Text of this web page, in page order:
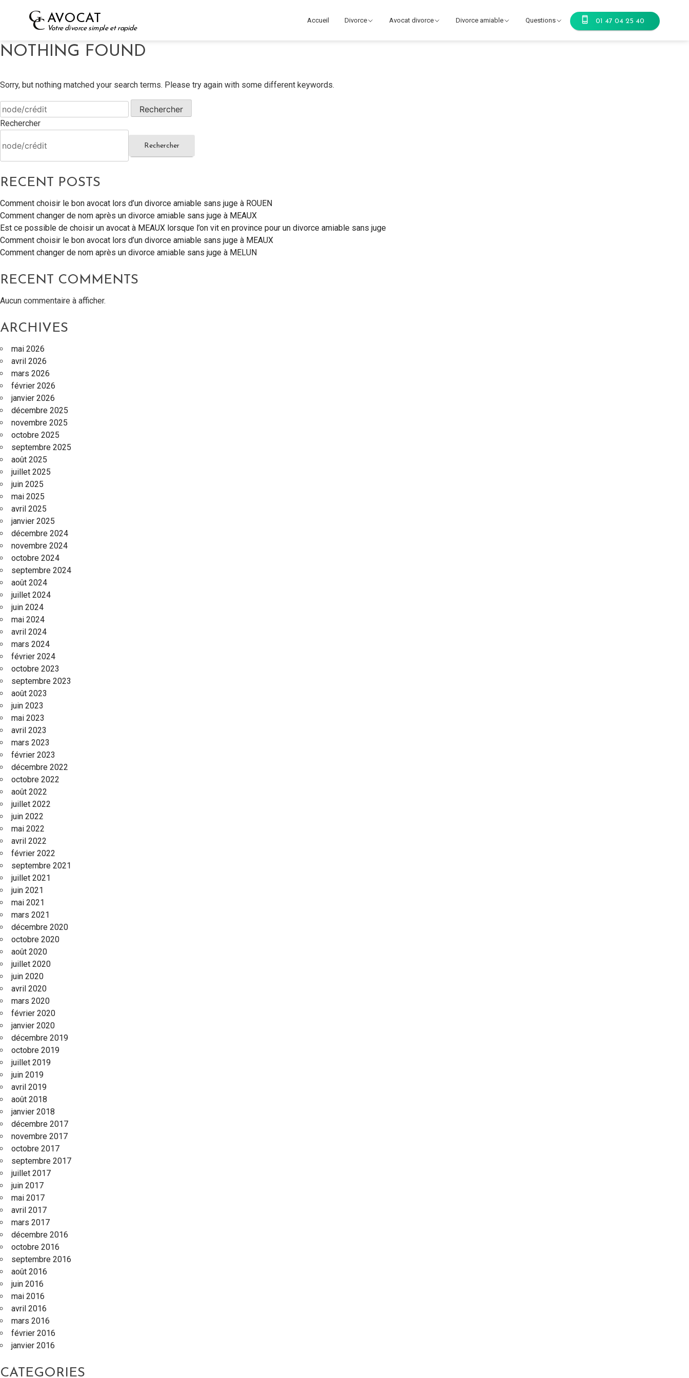
AVOCAT
Votre divorce simple et rapide
Accueil Divorce Avocat divorce Divorce amiable Questions 01 47 04 25 40
NOTHING FOUND
Sorry, but nothing matched your search terms. Please try again with some different keywords.
Rechercher :
Rechercher
Rechercher
RECENT POSTS
Comment choisir le bon avocat lors d’un divorce amiable sans juge à ROUEN
Comment changer de nom après un divorce amiable sans juge à MEAUX
Est ce possible de choisir un avocat à MEAUX lorsque l’on vit en province pour un divorce amiable sans juge
Comment choisir le bon avocat lors d’un divorce amiable sans juge à MEAUX
Comment changer de nom après un divorce amiable sans juge à MELUN
RECENT COMMENTS
Aucun commentaire à afficher.
ARCHIVES
mai 2026
avril 2026
mars 2026
février 2026
janvier 2026
décembre 2025
novembre 2025
octobre 2025
septembre 2025
août 2025
juillet 2025
juin 2025
mai 2025
avril 2025
janvier 2025
décembre 2024
novembre 2024
octobre 2024
septembre 2024
août 2024
juillet 2024
juin 2024
mai 2024
avril 2024
mars 2024
février 2024
octobre 2023
septembre 2023
août 2023
juin 2023
mai 2023
avril 2023
mars 2023
février 2023
décembre 2022
octobre 2022
août 2022
juillet 2022
juin 2022
mai 2022
avril 2022
février 2022
septembre 2021
juillet 2021
juin 2021
mai 2021
mars 2021
décembre 2020
octobre 2020
août 2020
juillet 2020
juin 2020
avril 2020
mars 2020
février 2020
janvier 2020
décembre 2019
octobre 2019
juillet 2019
juin 2019
avril 2019
août 2018
janvier 2018
décembre 2017
novembre 2017
octobre 2017
septembre 2017
juillet 2017
juin 2017
mai 2017
avril 2017
mars 2017
décembre 2016
octobre 2016
septembre 2016
août 2016
juin 2016
mai 2016
avril 2016
mars 2016
février 2016
janvier 2016
CATEGORIES